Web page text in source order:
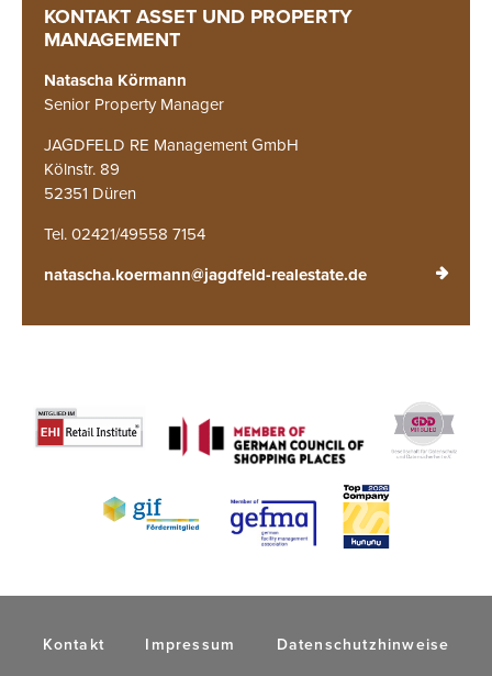
KONTAKT ASSET UND PROPERTY
MANAGEMENT
Natascha Körmann
Senior Property Manager
JAGDFELD RE Management GmbH
Kölnstr. 89
52351 Düren
Tel. 02421/49558 7154
natascha.koermann@jagdfeld-realestate.de
Kontakt Impressum Datenschutzhinweise